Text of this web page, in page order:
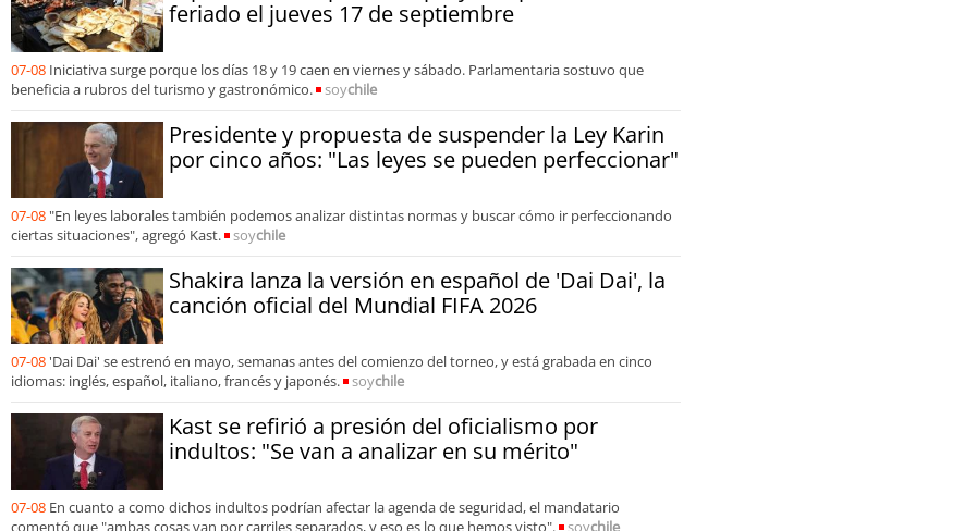
feriado el jueves 17 de septiembre
07-08 Iniciativa surge porque los días 18 y 19 caen en viernes y sábado. Parlamentaria sostuvo que
beneficia a rubros del turismo y gastronómico.
soychile
Presidente y propuesta de suspender la Ley Karin
por cinco años: "Las leyes se pueden perfeccionar"
07-08 "En leyes laborales también podemos analizar distintas normas y buscar cómo ir perfeccionando
ciertas situaciones", agregó Kast.
soychile
Shakira lanza la versión en español de 'Dai Dai', la
canción oficial del Mundial FIFA 2026
07-08 'Dai Dai' se estrenó en mayo, semanas antes del comienzo del torneo, y está grabada en cinco
idiomas: inglés, español, italiano, francés y japonés.
soychile
Kast se refirió a presión del oficialismo por
indultos: "Se van a analizar en su mérito"
07-08 En cuanto a como dichos indultos podrían afectar la agenda de seguridad, el mandatario
comentó que "ambas cosas van por carriles separados, y eso es lo que hemos visto".
soychile